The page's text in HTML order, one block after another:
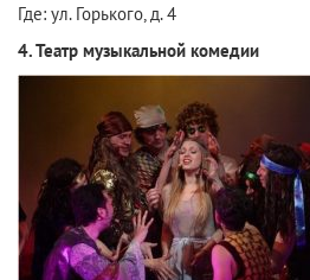
Где: ул. Горького, д. 4
4. Театр музыкальной комедии